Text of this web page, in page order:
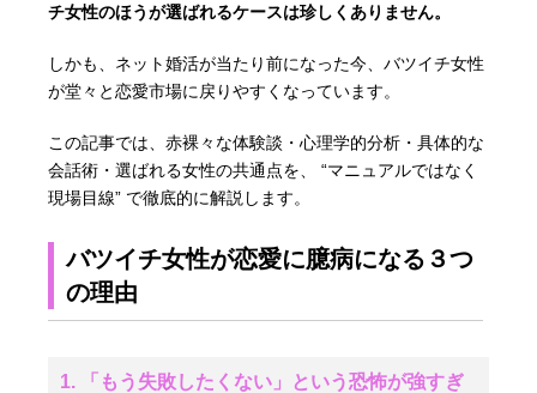
チ女性のほうが選ばれるケースは珍しくありません。
しかも、ネット婚活が当たり前になった今、バツイチ女性
が堂々と恋愛市場に戻りやすくなっています。
この記事では、赤裸々な体験談・心理学的分析・具体的な
会話術・選ばれる女性の共通点を、 “マニュアルではなく
現場目線” で徹底的に解説します。
バツイチ女性が恋愛に臆病になる３つ
の理由
1. 「もう失敗したくない」という恐怖が強すぎ